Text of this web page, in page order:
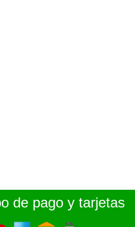
de pago y tarjetas